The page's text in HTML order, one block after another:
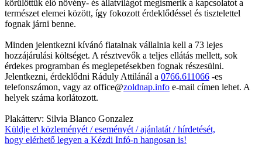
körülöttük élő növény- és állatvilágot megismerik a kapcsolatot a
természet elemei között, így fokozott érdeklődéssel és tisztelettel
fognak járni benne.
Minden jelentkezni kívánó fiatalnak vállalnia kell a 73 lejes
hozzájárulási költséget. A résztvevők a teljes ellátás mellett, sok
érdekes programban és meglepetésekben fognak részesülni.
Jelentkezni, érdeklődni Ráduly Attilánál a 0766.611066 -es
telefonszámon, vagy az office@zoldnap.info e-mail címen lehet. A
helyek száma korlátozott.
Plakátterv: Silvia Blanco Gonzalez
Küldje el közleményét / eseményét / ajánlatát / hírdetését,
hogy elérhető legyen a Kézdi Infó-n hangosan is!